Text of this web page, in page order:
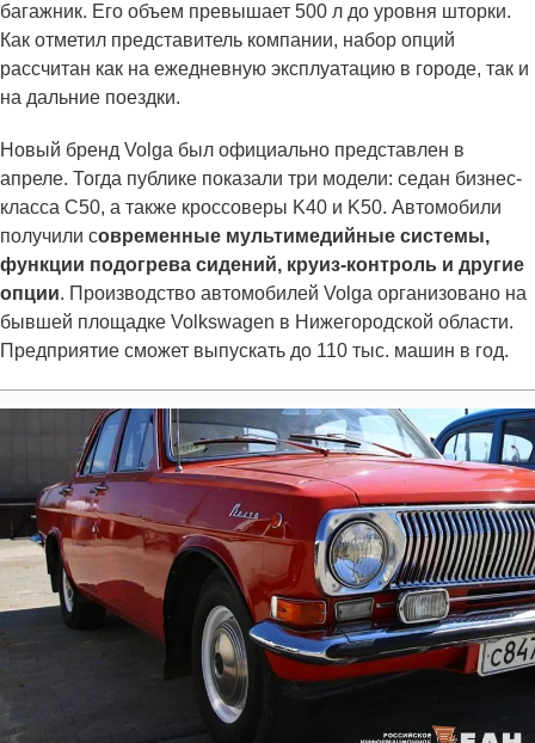
багажник. Его объем превышает 500 л до уровня шторки.
Как отметил представитель компании, набор опций
рассчитан как на ежедневную эксплуатацию в городе, так и
на дальние поездки.
Новый бренд Volga был официально представлен в
апреле. Тогда публике показали три модели: седан бизнес-
класса C50, а также кроссоверы K40 и K50. Автомобили
получили современные мультимедийные системы,
функции подогрева сидений, круиз-контроль и другие
опции. Производство автомобилей Volga организовано на
бывшей площадке Volkswagen в Нижегородской области.
Предприятие сможет выпускать до 110 тыс. машин в год.